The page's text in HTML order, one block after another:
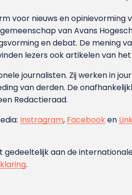
voor nieuws en
van Avans
en debat. De mening
lezers ook artikelen van
journalisten. Zij werken in
van derden. De
Redactieraad.
Instragram, Facebooken
aan de
.